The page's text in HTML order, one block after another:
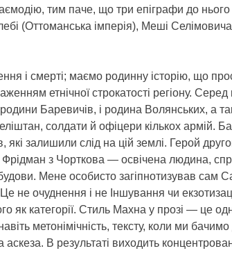
тим паче, що три епіграфи до нього
(Оттоманська імперія), Меші Селімовича
і смерті; маємо родинну історію, що
етнічної строкатості регіону.
Баревичів, і родина Волянських, а
солдати й офіцери кількох армій.
які залишили слід на цій землі. Герой
з Чорткова — освічена людина,
Мене особисто загіпнотизував сам
не очуднення і не Іншування чи
як категорії. Стиль Махна у прозі — це
метонімічність, тексту, коли ми бачимо
В результаті виходить